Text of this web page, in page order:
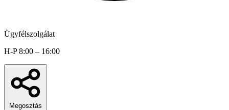
Ügyfélszolgálat
H-P 8:00 – 16:00
Megosztás